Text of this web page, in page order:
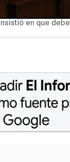
en que